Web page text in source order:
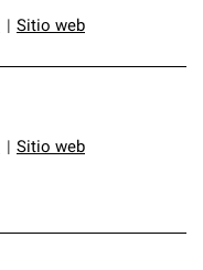
Sitio web
Sitio web